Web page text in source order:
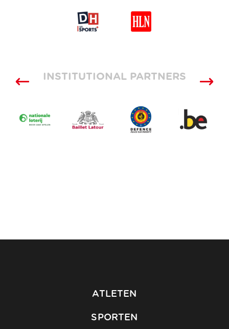
INSTITUTIONAL PARTNERS
ATLETEN
SPORTEN